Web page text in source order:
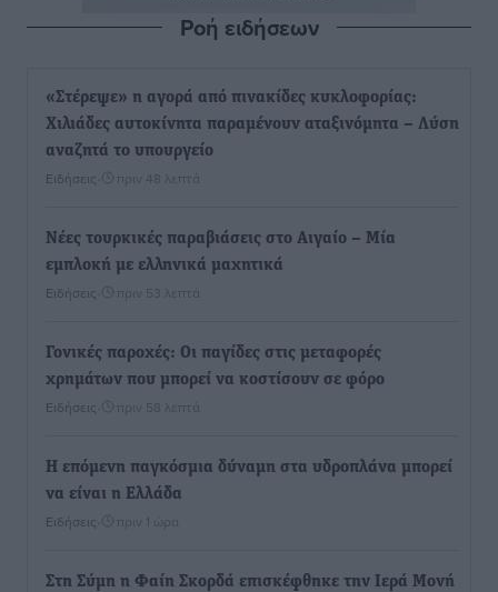
Ροή ειδήσεων
«Στέρεψε» η αγορά από πινακίδες κυκλοφορίας:
Χιλιάδες αυτοκίνητα παραμένουν αταξινόμητα – Λύση
αναζητά το υπουργείο
Ειδήσεις πριν 48 λεπτά
Νέες τουρκικές παραβιάσεις στο Αιγαίο – Μία
εμπλοκή με ελληνικά μαχητικά
Ειδήσεις πριν 53 λεπτά
Γονικές παροχές: Οι παγίδες στις μεταφορές
χρημάτων που μπορεί να κοστίσουν σε φόρο
Ειδήσεις πριν 58 λεπτά
Η επόμενη παγκόσμια δύναμη στα υδροπλάνα μπορεί
να είναι η Ελλάδα
Ειδήσεις πριν 1 ώρα
Στη Σύμη η Φαίη Σκορδά επισκέφθηκε την Ιερά Μονή